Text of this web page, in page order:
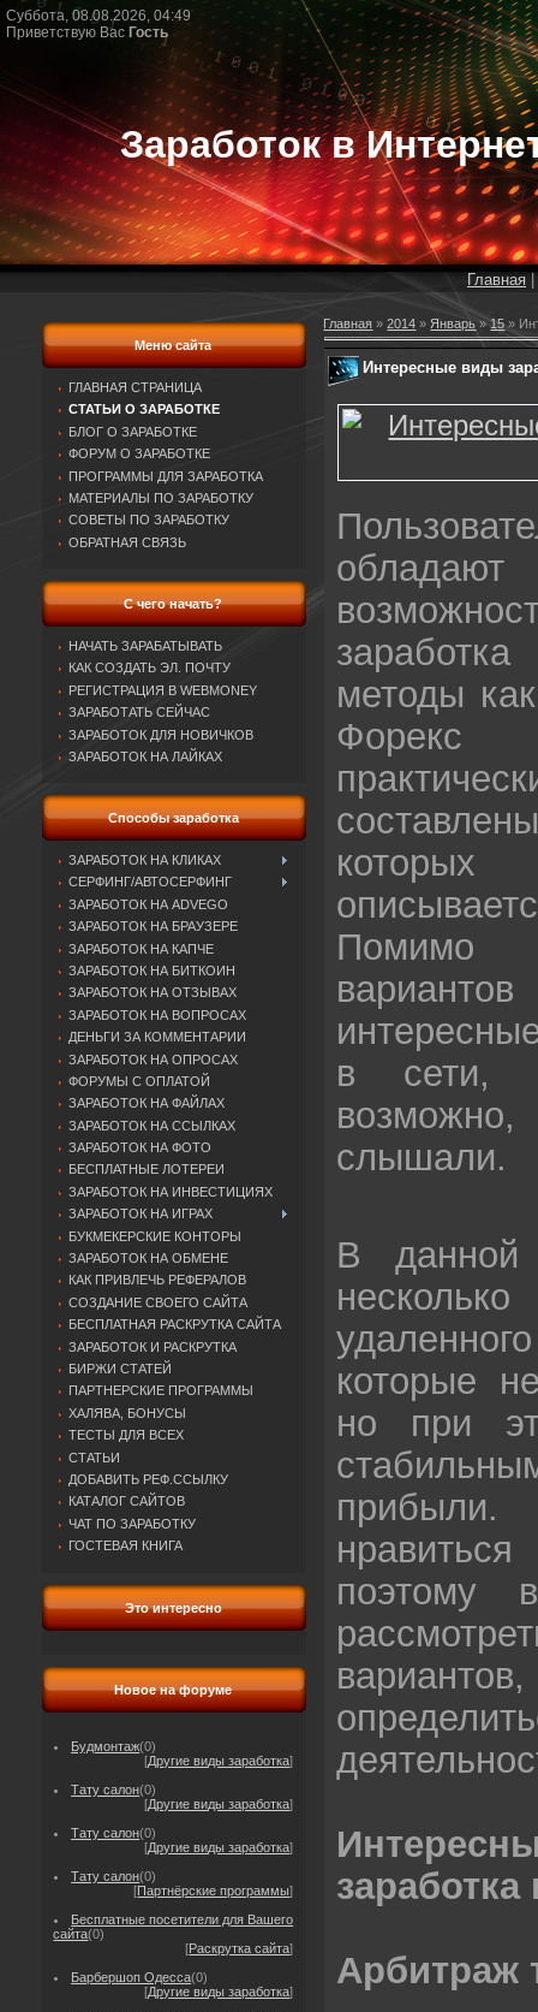
Суббота, 08.08.2026, 04:49
Приветствую Вас Гость
Заработок в
Главная
Меню сайта
ГЛАВНАЯ СТРАНИЦА
СТАТЬИ О ЗАРАБОТКЕ
БЛОГ О ЗАРАБОТКЕ
ФОРУМ О ЗАРАБОТКЕ
ПРОГРАММЫ ДЛЯ ЗАРАБОТКА
МАТЕРИАЛЫ ПО ЗАРАБОТКУ
СОВЕТЫ ПО ЗАРАБОТКУ
ОБРАТНАЯ СВЯЗЬ
С чего начать?
НАЧАТЬ ЗАРАБАТЫВАТЬ
КАК СОЗДАТЬ ЭЛ. ПОЧТУ
РЕГИСТРАЦИЯ В WEBMONEY
ЗАРАБОТАТЬ СЕЙЧАС
ЗАРАБОТОК ДЛЯ НОВИЧКОВ
ЗАРАБОТОК НА ЛАЙКАХ
Способы заработка
ЗАРАБОТОК НА КЛИКАХ
СЕРФИНГ/АВТОСЕРФИНГ
ЗАРАБОТОК НА ADVEGO
ЗАРАБОТОК НА БРАУЗЕРЕ
ЗАРАБОТОК НА КАПЧЕ
ЗАРАБОТОК НА БИТКОИН
ЗАРАБОТОК НА ОТЗЫВАХ
ЗАРАБОТОК НА ВОПРОСАХ
ДЕНЬГИ ЗА КОММЕНТАРИИ
ЗАРАБОТОК НА ОПРОСАХ
ФОРУМЫ С ОПЛАТОЙ
ЗАРАБОТОК НА ФАЙЛАХ
ЗАРАБОТОК НА ССЫЛКАХ
ЗАРАБОТОК НА ФОТО
БЕСПЛАТНЫЕ ЛОТЕРЕИ
ЗАРАБОТОК НА ИНВЕСТИЦИЯХ
ЗАРАБОТОК НА ИГРАХ
БУКМЕКЕРСКИЕ КОНТОРЫ
ЗАРАБОТОК НА ОБМЕНЕ
КАК ПРИВЛЕЧЬ РЕФЕРАЛОВ
СОЗДАНИЕ СВОЕГО САЙТА
БЕСПЛАТНАЯ РАСКРУТКА САЙТА
ЗАРАБОТОК И РАСКРУТКА
БИРЖИ СТАТЕЙ
ПАРТНЕРСКИЕ ПРОГРАММЫ
ХАЛЯВА, БОНУСЫ
ТЕСТЫ ДЛЯ ВСЕХ
СТАТЬИ
ДОБАВИТЬ РЕФ.ССЫЛКУ
КАТАЛОГ САЙТОВ
ЧАТ ПО ЗАРАБОТКУ
ГОСТЕВАЯ КНИГА
Это интересно
Новое на форуме
Будмонтаж(0)
[Другие виды заработка]
Тату салон(0)
[Другие виды заработка]
Тату салон(0)
[Другие виды заработка]
Тату салон(0)
[Партнёрские программы]
Бесплатные посетители для Вашего
сайта(0)
[Раскрутка сайта]
Барбершоп Одесса(0)
[Другие виды заработка]
Главная »2014 » Январь » 15 »
Интересные виды
методы
Помимо
в сети,
слышали.
В данной
которые
но при
прибыли.
поэтому
заработка
Арбитраж